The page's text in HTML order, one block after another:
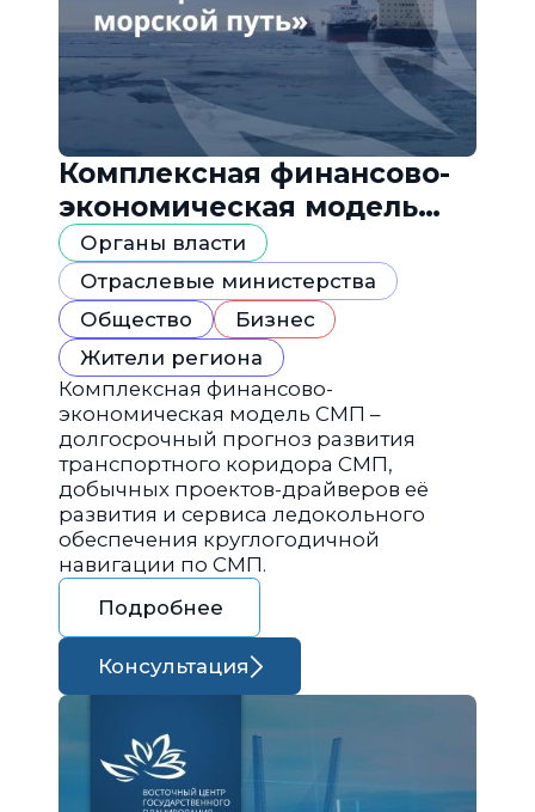
Комплексная финансово-
экономическая модель
«Северный морской путь»
Органы власти
Отраслевые министерства
Общество
Бизнес
Жители региона
Комплексная финансово-
экономическая модель СМП –
долгосрочный прогноз развития
транспортного коридора СМП,
добычных проектов-драйверов её
развития и сервиса ледокольного
обеспечения круглогодичной
навигации по СМП.
Подробнее
Консультация